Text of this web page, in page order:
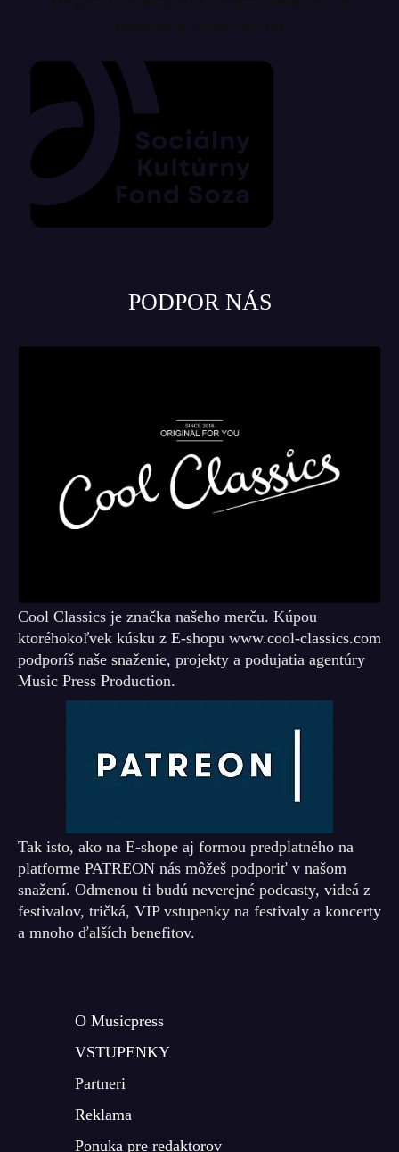
PODPOR NÁS
Cool Classics je značka našeho merču. Kúpou
ktoréhokoľvek kúsku z E-shopu www.cool-classics.com
podporíš naše snaženie, projekty a podujatia agentúry
Music Press Production.
Tak isto, ako na E-shope aj formou predplatného na
platforme PATREON nás môžeš podporiť v našom
snažení. Odmenou ti budú neverejné podcasty, videá z
festivalov, tričká, VIP vstupenky na festivaly a koncerty
a mnoho ďalších benefitov.
O Musicpress
VSTUPENKY
Partneri
Reklama
Ponuka pre redaktorov